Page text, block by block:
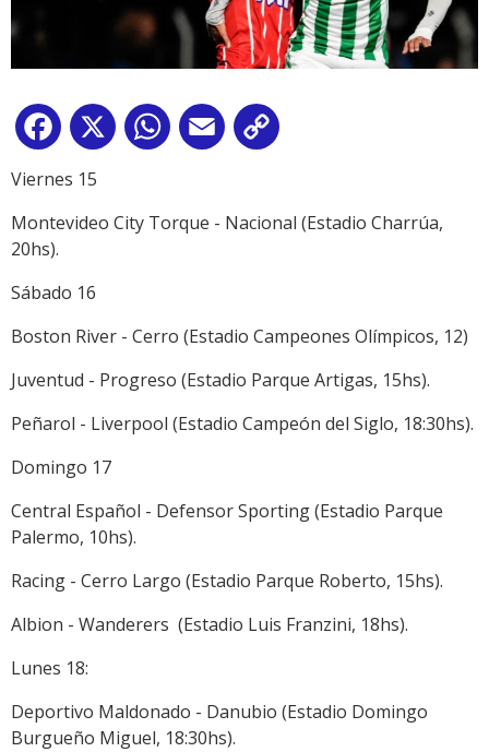
Facebook
X WhatsApp
Email
Viernes 15
Montevideo City Torque - Nacional (Estadio Charrúa,
20hs).
Sábado 16
Boston River - Cerro (Estadio Campeones Olímpicos, 12)
Juventud - Progreso (Estadio Parque Artigas, 15hs).
Peñarol - Liverpool (Estadio Campeón del Siglo, 18:30hs).
Domingo 17
Central Español - Defensor Sporting (Estadio Parque
Palermo, 10hs).
Racing - Cerro Largo (Estadio Parque Roberto, 15hs).
Albion - Wanderers (Estadio Luis Franzini, 18hs).
Lunes 18:
Deportivo Maldonado - Danubio (Estadio Domingo
Burgueño Miguel, 18:30hs).